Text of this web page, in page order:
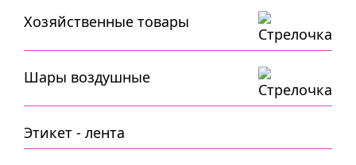
Хозяйственные товары
Шары воздушные
Этикет - лента